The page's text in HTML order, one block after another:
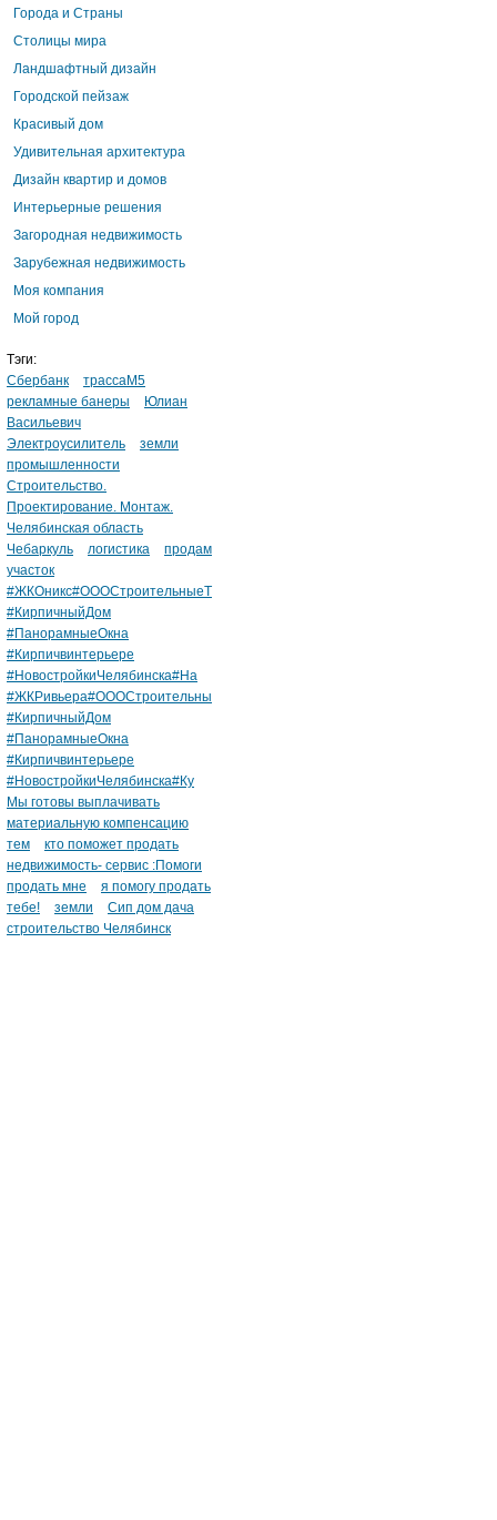
Города и Страны
Столицы мира
Ландшафтный дизайн
Городской пейзаж
Красивый дом
Удивительная архитектура
Дизайн квартир и домов
Интерьерные решения
Загородная недвижимость
Зарубежная недвижимость
Моя компания
Мой город
Тэги:
Сбербанк
трассаМ5
рекламные банеры
Юлиан
Васильевич
Электроусилитель
земли
промышленности
Строительство.
Проектирование. Монтаж.
Челябинская область
Чебаркуль
логистика
продам
участок
#ЖКОникс#ОООСтроительныеТ
#КирпичныйДом
#ПанорамныеОкна
#Кирпичвинтерьере
#НовостройкиЧелябинска#На
#ЖКРивьера#ОООСтроительны
#КирпичныйДом
#ПанорамныеОкна
#Кирпичвинтерьере
#НовостройкиЧелябинска#Ку
Мы готовы выплачивать
материальную компенсацию
тем
кто поможет продать
недвижимость- сервис :Помоги
продать мне
я помогу продать
тебе!
земли
Сип дом дача
строительство Челябинск